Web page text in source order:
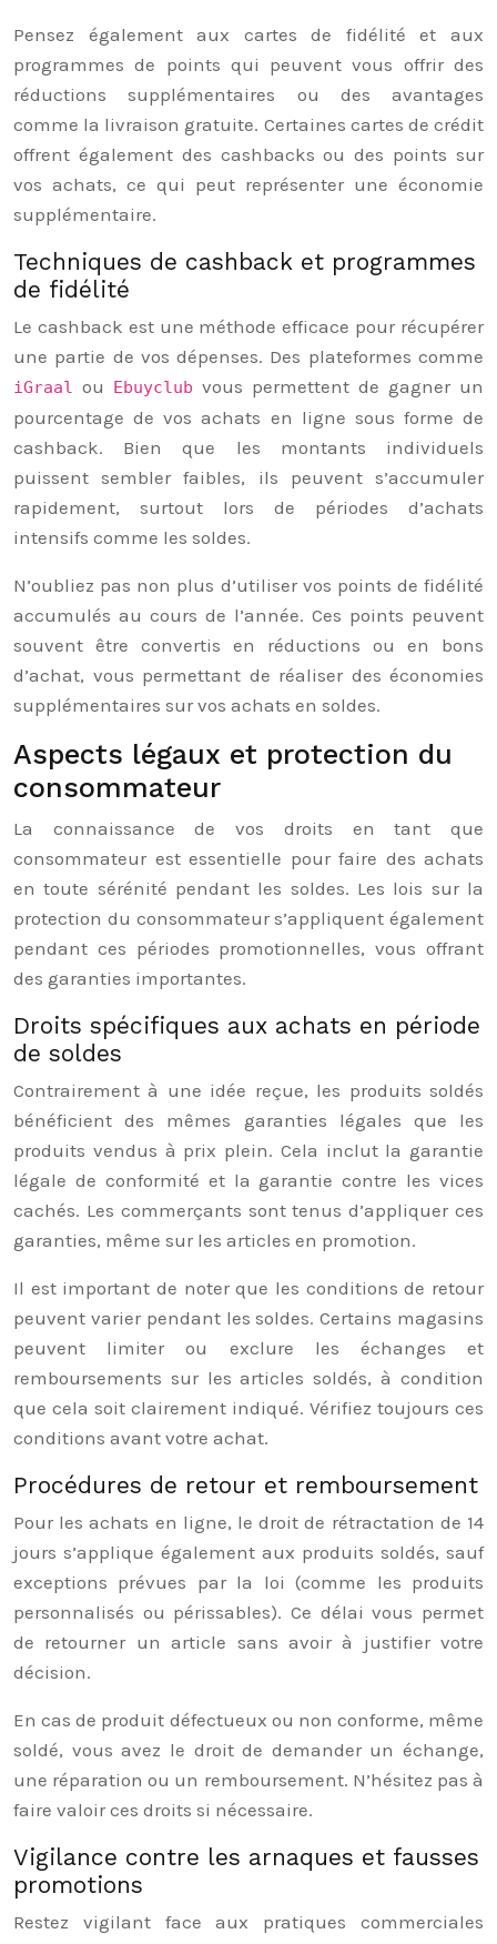
Pensez également aux cartes de fidélité et aux
programmes de points qui peuvent vous offrir des
réductions supplémentaires ou des avantages
comme la livraison gratuite. Certaines cartes de crédit
offrent également des cashbacks ou des points sur
vos achats, ce qui peut représenter une économie
supplémentaire.
Techniques de cashback et programmes
de fidélité
Le cashback est une méthode efficace pour récupérer
une partie de vos dépenses. Des plateformes comme
iGraal ou Ebuyclub vous permettent de gagner un
pourcentage de vos achats en ligne sous forme de
cashback. Bien que les montants individuels
puissent sembler faibles, ils peuvent s’accumuler
rapidement, surtout lors de périodes d’achats
intensifs comme les soldes.
N’oubliez pas non plus d’utiliser vos points de fidélité
accumulés au cours de l’année. Ces points peuvent
souvent être convertis en réductions ou en bons
d’achat, vous permettant de réaliser des économies
supplémentaires sur vos achats en soldes.
Aspects légaux et protection du
consommateur
La connaissance de vos droits en tant que
consommateur est essentielle pour faire des achats
en toute sérénité pendant les soldes. Les lois sur la
protection du consommateur s’appliquent également
pendant ces périodes promotionnelles, vous offrant
des garanties importantes.
Droits spécifiques aux achats en période
de soldes
Contrairement à une idée reçue, les produits soldés
bénéficient des mêmes garanties légales que les
produits vendus à prix plein. Cela inclut la garantie
légale de conformité et la garantie contre les vices
cachés. Les commerçants sont tenus d’appliquer ces
garanties, même sur les articles en promotion.
Il est important de noter que les conditions de retour
peuvent varier pendant les soldes. Certains magasins
peuvent limiter ou exclure les échanges et
remboursements sur les articles soldés, à condition
que cela soit clairement indiqué. Vérifiez toujours ces
conditions avant votre achat.
Procédures de retour et remboursement
Pour les achats en ligne, le droit de rétractation de 14
jours s’applique également aux produits soldés, sauf
exceptions prévues par la loi (comme les produits
personnalisés ou périssables). Ce délai vous permet
de retourner un article sans avoir à justifier votre
décision.
En cas de produit défectueux ou non conforme, même
soldé, vous avez le droit de demander un échange,
une réparation ou un remboursement. N’hésitez pas à
faire valoir ces droits si nécessaire.
Vigilance contre les arnaques et fausses
promotions
Restez vigilant face aux pratiques commerciales